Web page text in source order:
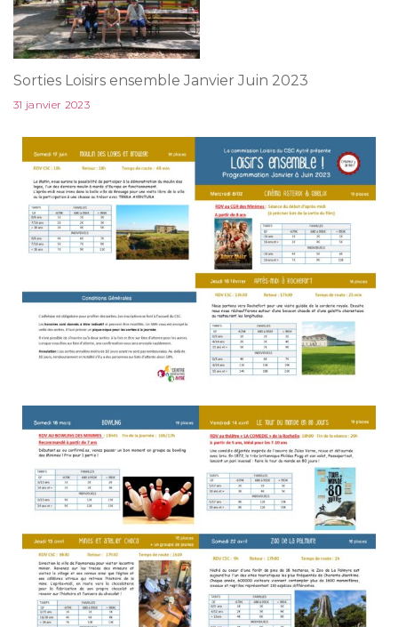
Sorties Loisirs ensemble Janvier Juin 2023
31 janvier 2023